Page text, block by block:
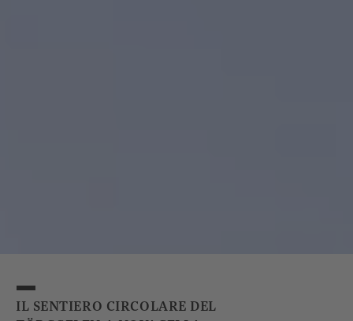
IL SENTIERO CIRCOLARE DEL